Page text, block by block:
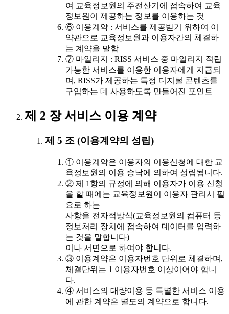
여 교육정보원의 주전산기에 접속하여 교육
정보원이 제공하는 정보를 이용하는 것
⑥ 이용계약 : 서비스를 제공받기 위하여 이
약관으로 교육정보원과 이용자간의 체결하
는 계약을 말함
⑦ 마일리지 : RISS 서비스 중 마일리지 적립
가능한 서비스를 이용한 이용자에게 지급되
며, RISS가 제공하는 특정 디지털 콘텐츠를
구입하는 데 사용하도록 만들어진 포인트
제 2 장 서비스 이용 계약
제 5 조 (이용계약의 성립)
① 이용계약은 이용자의 이용신청에 대한 교
육정보원의 이용 승낙에 의하여 성립됩니다.
② 제 1항의 규정에 의해 이용자가 이용 신청
을 할 때에는 교육정보원이 이용자 관리시 필
요로 하는
사항을 전자적방식(교육정보원의 컴퓨터 등
정보처리 장치에 접속하여 데이터를 입력하
는 것을 말합니다)
이나 서면으로 하여야 합니다.
③ 이용계약은 이용자번호 단위로 체결하며,
체결단위는 1 이용자번호 이상이어야 합니
다.
④ 서비스의 대량이용 등 특별한 서비스 이용
에 관한 계약은 별도의 계약으로 합니다.